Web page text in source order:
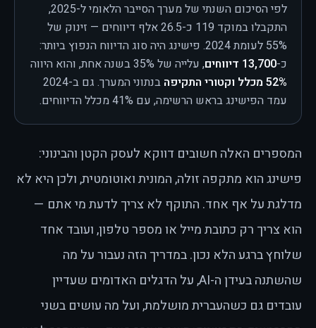
לפי הסיכום השנתי של מערך הסייבר הלאומי ל-2025,
התקבלו במוקד 119 כ-26.5 אלף דיווחים — זינוק של
55% לעומת 2024. פישינג היה סוג הדיווח הנפוץ ביותר:
כ-13,700 דיווחים
, עלייה של 35% בשנה אחת, והוא היווה
52% מכלל וקטורי התקיפה
בנתוני המערך. גם ב-2024
עמד הפישינג בראש הרשימה, עם 41% מכלל הדיווחים.
המספרים האלה חשובים דווקא לעסק הקטן והבינוני:
פישינג הוא מתקפה זולה, המונית ואוטומטית, ולכן היא לא
מדלגת על אף אחד. התוקף לא צריך לדעת מי אתם —
הוא צריך רק כתובת מייל או מספר טלפון, ועובד אחד
שלוחץ ברגע הלא נכון. במדריך הזה נעבור על מה
שהשתנה בעידן ה-AI, על הדגלים האדומים שעדיין
עובדים גם כשהעברית מושלמת, ועל מה עושים בשני